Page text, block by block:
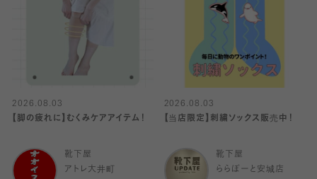
2026.08.03
【脚の疲れに】むくみケアアイテム！
靴下屋
アトレ大井町
2026.08.03
【当店限定】刺繍ソックス販売中！
靴下屋
ららぽーと安城店